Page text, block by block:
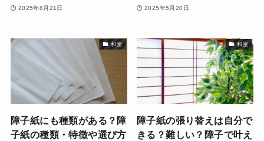
2025年8月21日 2025年5月20日
和室
障子紙にも種類がある？障
子紙の種類・特徴や選び方
和室
障子紙の張り替えは自分で
きる？難しい？障子で叶え